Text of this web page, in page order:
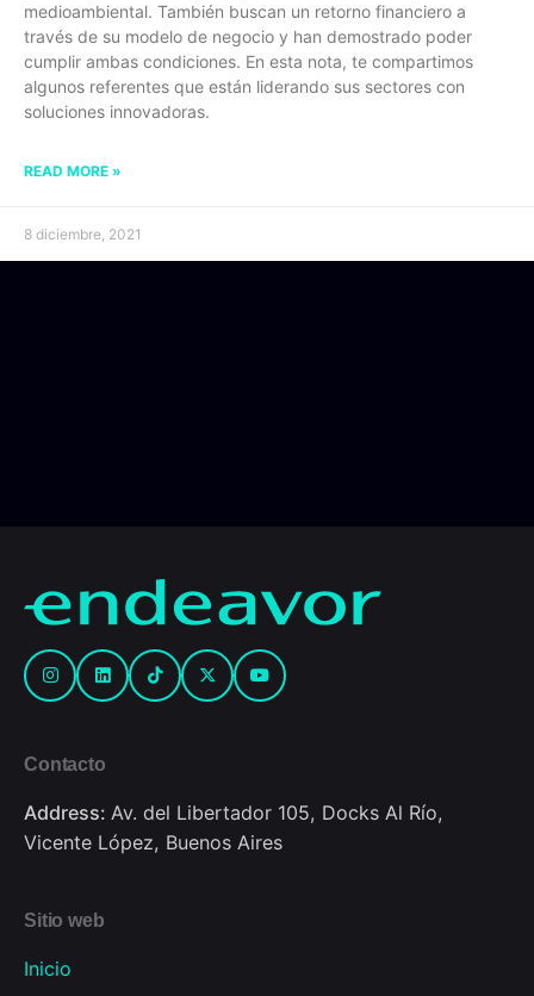
medioambiental. También buscan un retorno financiero a
través de su modelo de negocio y han demostrado poder
cumplir ambas condiciones. En esta nota, te compartimos
algunos referentes que están liderando sus sectores con
soluciones innovadoras.
READ MORE »
8 diciembre, 2021
Contacto
Address: Av. del Libertador 105, Docks Al Río,
Vicente López, Buenos Aires
Sitio web
Inicio